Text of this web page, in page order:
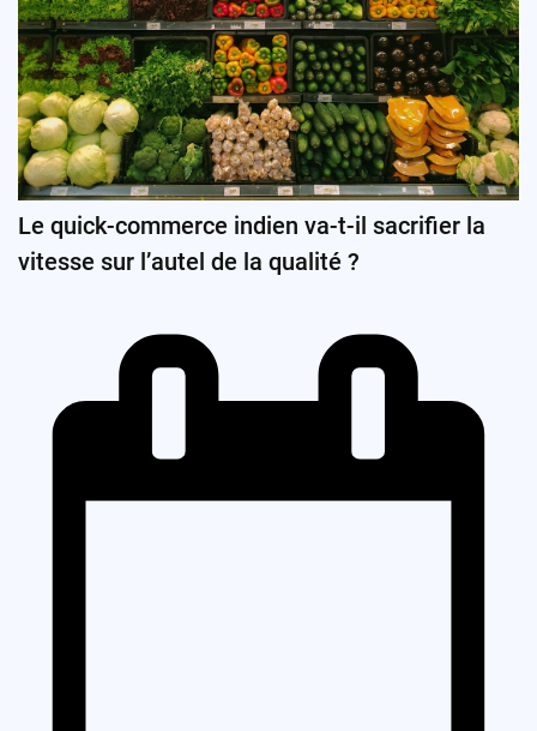
Le quick-commerce indien va-t-il sacrifier la
vitesse sur l’autel de la qualité ?